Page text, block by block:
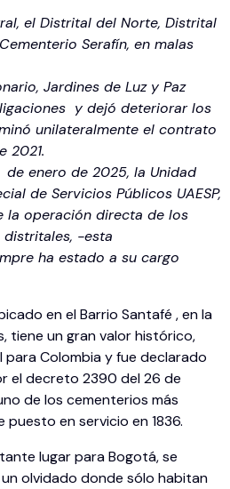
el Distrital del Norte, Distrital
Serafín, en malas
Jardines de Luz y Paz
y dejó deteriorar los
unilateralmente el contrato
2021.
de enero de 2025, la Unidad
de Servicios Públicos UAESP,
la operación directa de los
-esta
ha estado a su cargo
en el Barrio Santafé , en la
tiene un gran valor histórico,
Colombia y fue declarado
el decreto 2390 del 26 de
de los cementerios más
en servicio en 1836.
lugar para Bogotá, se
olvidado donde sólo habitan